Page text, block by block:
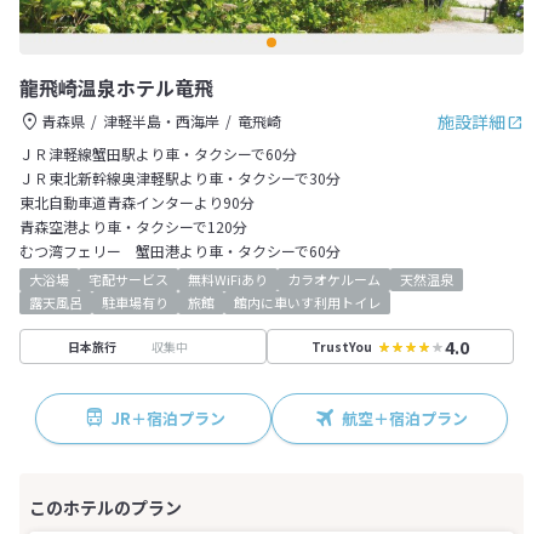
龍飛崎温泉ホテル竜飛
施設詳細
青森県 津軽半島・西海岸
竜飛崎
ＪＲ津軽線蟹田駅より車・タクシーで60分
ＪＲ東北新幹線奥津軽駅より車・タクシーで30分
東北自動車道青森インターより90分
青森空港より車・タクシーで120分
むつ湾フェリー 蟹田港より車・タクシーで60分
大浴場 宅配サービス 無料WiFiあり カラオケルーム
天然温泉
露天風呂
駐車場有り 旅館 館内に車いす利用トイレ
日本旅行 収集中 TrustYou 4.0
JR＋宿泊プラン 航空＋宿泊プラン